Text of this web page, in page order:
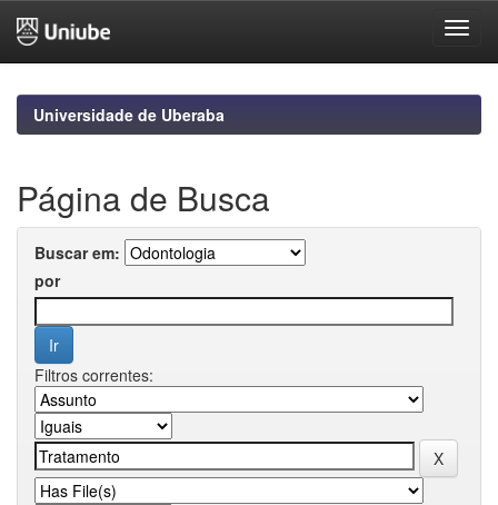
navigationUniversidade de Uberaba
Página de Busca
Buscar em:
por
Filtros correntes: